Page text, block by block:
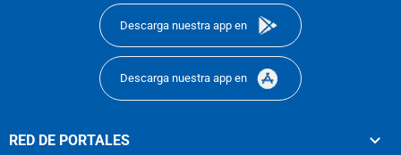
Descarga nuestra app en
Descarga nuestra app en
RED DE PORTALES